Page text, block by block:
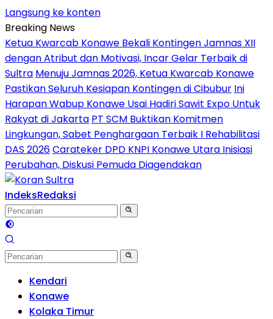
Langsung ke konten
Breaking News
Ketua Kwarcab Konawe Bekali Kontingen Jamnas XII
dengan Atribut dan Motivasi, Incar Gelar Terbaik di
Sultra Menuju Jamnas 2026, Ketua Kwarcab Konawe
Pastikan Seluruh Kesiapan Kontingen di Cibubur Ini
Harapan Wabup Konawe Usai Hadiri Sawit Expo Untuk
Rakyat di Jakarta PT SCM Buktikan Komitmen
Lingkungan, Sabet Penghargaan Terbaik I Rehabilitasi
DAS 2026Carateker DPD KNPI Konawe Utara Inisiasi
Perubahan, Diskusi Pemuda Diagendakan
IndeksRedaksi
Kendari
Konawe
Kolaka Timur